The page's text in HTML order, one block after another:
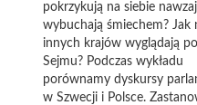
pokrzykują na siebie
wybuchają śmiechem? Jak
innych krajów wyglądają
Sejmu? Podczas wykładu
porównamy dyskursy
w Szwecji i Polsce.